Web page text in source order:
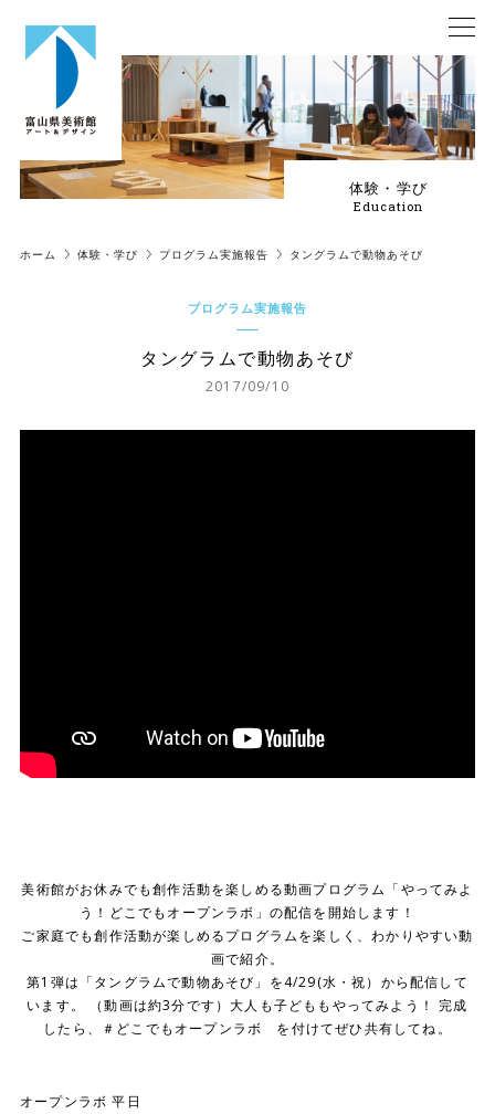
体験・学び
Education
ホーム 体験・学び プログラム実施報告 タングラムで動物あそび
プログラム実施報告
タングラムで動物あそび
2017/09/10
美術館がお休みでも創作活動を楽しめる動画プログラム「やってみよ
う！どこでもオープンラボ」の配信を開始します！
ご家庭でも創作活動が楽しめるプログラムを楽しく、わかりやすい動
画で紹介。
第1弾は「タングラムで動物あそび」を4/29(水・祝）から配信して
います。 （動画は約3分です）大人も子どももやってみよう！ 完成
したら、＃どこでもオープンラボ を付けてぜひ共有してね。
オープンラボ 平日